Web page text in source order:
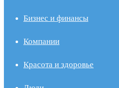
Бизнес и финансы
Компании
Красота и здоровье